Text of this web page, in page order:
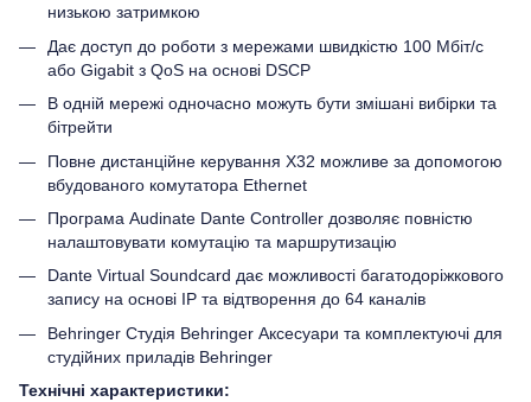
низькою затримкою
Дає доступ до роботи з мережами швидкістю 100 Мбіт/с
або Gigabit з QoS на основі DSCP
В одній мережі одночасно можуть бути змішані вибірки та
бітрейти
Повне дистанційне керування X32 можливе за допомогою
вбудованого комутатора Ethernet
Програма Audinate Dante Controller дозволяє повністю
налаштовувати комутацію та маршрутизацію
Dante Virtual Soundcard дає можливості багатодоріжкового
запису на основі IP та відтворення до 64 каналів
Behringer Студія Behringer Аксесуари та комплектуючі для
студійних приладів Behringer
Технічні характеристики: